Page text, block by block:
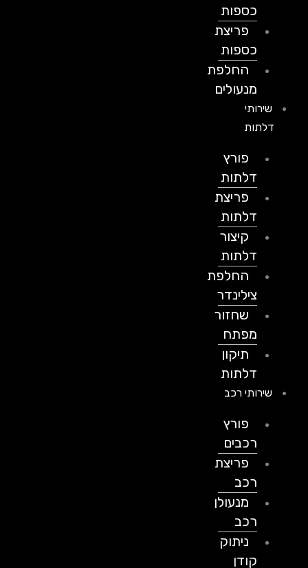
כספות
פריצת
כספות
החלפת
מנעולים
שירותי
דלתות
פורץ
דלתות
פריצת
דלתות
קיצור
דלתות
החלפת
צילינדר
שחזור
מפתח
תיקון
דלתות
שירותי רכב
פורץ
רכבים
פריצת
מנעולן
ניתוק